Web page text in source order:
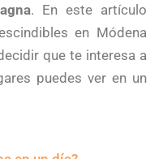
. En este artículo
en Módena
que te interesa a
puedes ver en un